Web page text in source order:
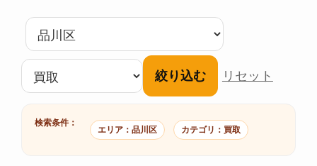
絞り込む リセット
検索条件：
エリア：品川区 カテゴリ：買取